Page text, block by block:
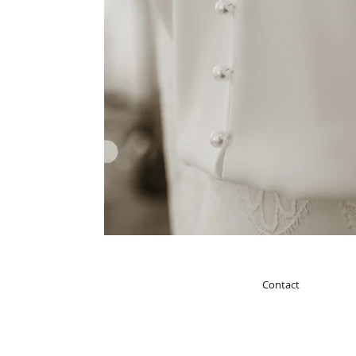
Contact